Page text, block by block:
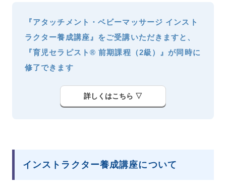
『アタッチメント・ベビーマッサージ インスト
ラクター養成講座』をご受講いただきますと、
『育児セラピスト® 前期課程（2級）』が同時に
修了できます
詳しくはこちら ▽
インストラクター養成講座について